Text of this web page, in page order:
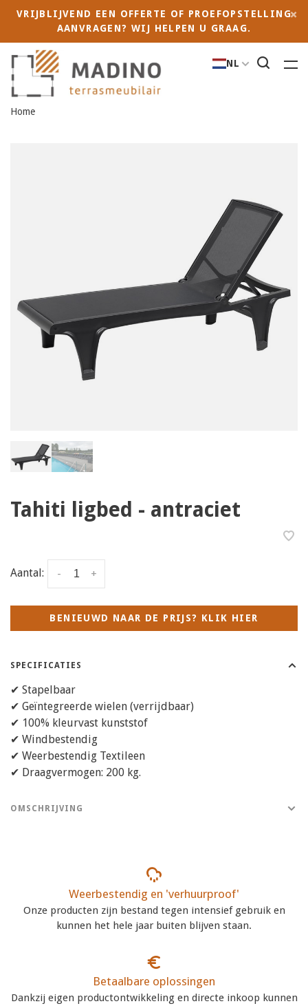
VRIJBLIJVEND EEN OFFERTE OF PROEFOPSTELLING
AANVRAGEN? WIJ HELPEN U GRAAG.
NL
Home
Tahiti ligbed - antraciet
Aantal: +
-
BENIEUWD NAAR DE PRIJS? KLIK HIER
SPECIFICATIES
✔ Stapelbaar
✔ Geïntegreerde wielen (verrijdbaar)
✔ 100% kleurvast kunststof
✔ Windbestendig
✔ Weerbestendig Textileen
✔ Draagvermogen: 200 kg.
OMSCHRIJVING
Weerbestendig en 'verhuurproof'
Onze producten zijn bestand tegen intensief gebruik en
kunnen het hele jaar buiten blijven staan.
Betaalbare oplossingen
Dankzij eigen productontwikkeling en directe inkoop kunnen